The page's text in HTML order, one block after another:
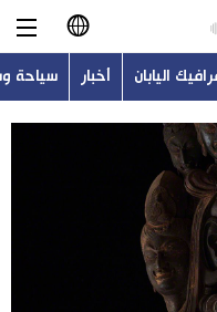
日本語 اليابان أخبار سياحة